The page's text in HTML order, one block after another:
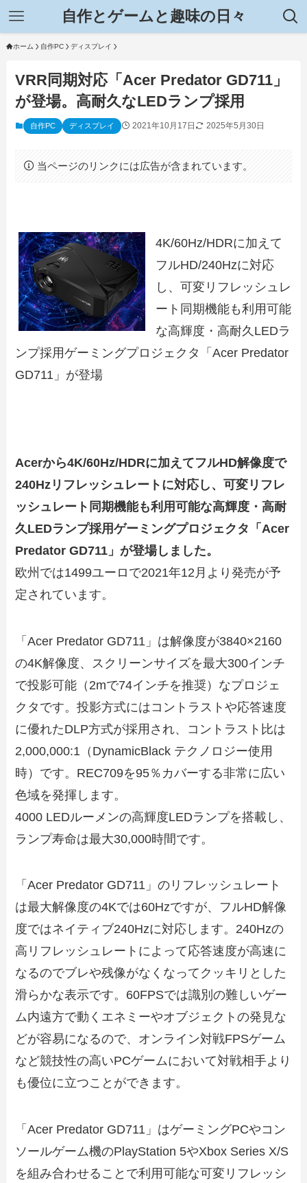
自作とゲームと趣味の日々
ホーム 自作PC ディスプレイ
VRR同期対応「Acer Predator GD711」
が登場。高耐久なLEDランプ採用
自作PC ディスプレイ 2021年10月17日 2025年5月30日
当ページのリンクには広告が含まれています。
4K/60Hz/HDRに加えて
フルHD/240Hzに対応
し、可変リフレッシュレ
ート同期機能も利用可能
な高輝度・高耐久LEDラ
ンプ採用ゲーミングプロジェクタ「Acer Predator
GD711」が登場
Acerから4K/60Hz/HDRに加えてフルHD解像度で
240Hzリフレッシュレートに対応し、可変リフレ
ッシュレート同期機能も利用可能な高輝度・高耐
久LEDランプ採用ゲーミングプロジェクタ「Acer
Predator GD711」が登場しました。
欧州では1499ユーロで2021年12月より発売が予
定されています。
「Acer Predator GD711」は解像度が3840×2160
の4K解像度、スクリーンサイズを最大300インチ
で投影可能（2mで74インチを推奨）なプロジェ
クタです。投影方式にはコントラストや応答速度
に優れたDLP方式が採用され、コントラスト比は
2,000,000:1（DynamicBlack テクノロジー使用
時）です。REC709を95％カバーする非常に広い
色域を発揮します。
4000 LEDルーメンの高輝度LEDランプを搭載し、
ランプ寿命は最大30,000時間です。
「Acer Predator GD711」のリフレッシュレート
は最大解像度の4Kでは60Hzですが、フルHD解像
度ではネイティブ240Hzに対応します。240Hzの
高リフレッシュレートによって応答速度が高速に
なるのでブレや残像がなくなってクッキリとした
滑らかな表示です。60FPSでは識別の難しいゲー
ム内遠方で動くエネミーやオブジェクトの発見な
どが容易になるので、オンライン対戦FPSゲーム
など競技性の高いPCゲームにおいて対戦相手より
も優位に立つことができます。
「Acer Predator GD711」はゲーミングPCやコン
ソールゲーム機のPlayStation 5やXbox Series X/S
を組み合わせることで利用可能な可変リフレッシ